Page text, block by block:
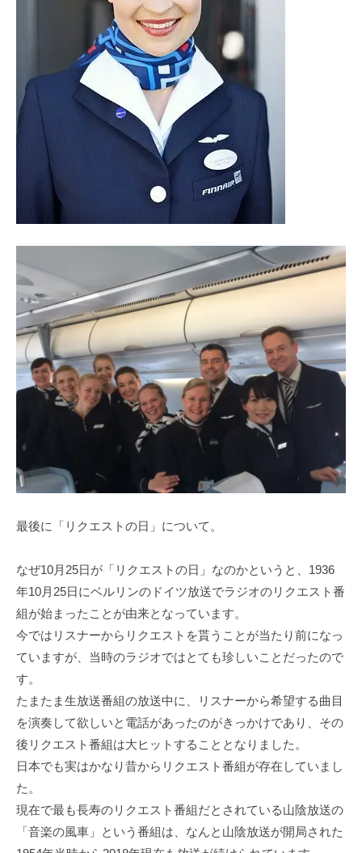
最後に「リクエストの日」について。
なぜ10月25日が「リクエストの日」なのかというと、1936
年10月25日にベルリンのドイツ放送でラジオのリクエスト番
組が始まったことが由来となっています。
今ではリスナーからリクエストを貰うことが当たり前になっ
ていますが、当時のラジオではとても珍しいことだったので
す。
たまたま生放送番組の放送中に、リスナーから希望する曲目
を演奏して欲しいと電話があったのがきっかけであり、その
後リクエスト番組は大ヒットすることとなりました。
日本でも実はかなり昔からリクエスト番組が存在していまし
た。
現在で最も長寿のリクエスト番組だとされている山陰放送の
「音楽の風車」という番組は、なんと山陰放送が開局された